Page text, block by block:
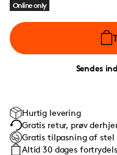
Online only
Sendes
Hurtig levering
Gratis retur, prøv
Gratis tilpasning af
Altid 30 dages